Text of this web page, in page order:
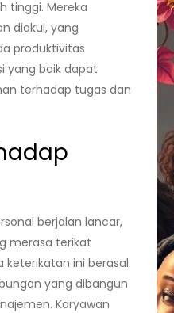
tinggi. Mereka
diakui, yang
produktivitas
yang baik dapat
terhadap tugas dan
berjalan lancar,
merasa terikat
keterikatan ini berasal
yang dibangun
Karyawan